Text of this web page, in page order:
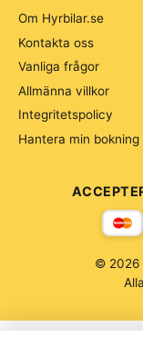
Om Hyrbilar.se
Kontakta oss
Vanliga frågor
Allmänna villkor
Integritetspolicy
Hantera min bokning
© 2026